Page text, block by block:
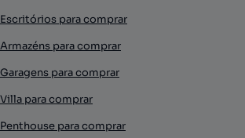
Escritórios para comprar
Armazéns para comprar
Garagens para comprar
Villa para comprar
Penthouse para comprar